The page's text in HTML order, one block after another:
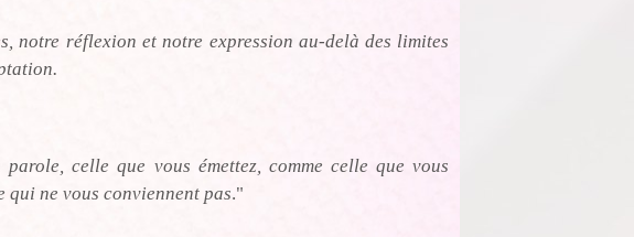
notre réflexion et notre expression au-delà des limites
celle que vous émettez, comme celle que vous
qui ne vous conviennent pas."